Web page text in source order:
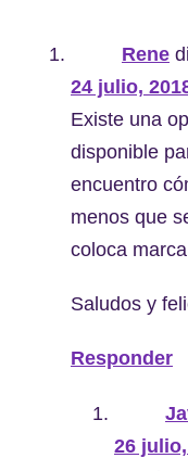
Rene
24 julio,
Existe una
disponible
encuentro
menos que
coloca
Saludos y
Responder
26